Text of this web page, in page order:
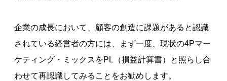
企業の成長において、顧客の創造に課題があると認識
されている経営者の方には、まず一度、現状の4Pマー
ケティング・ミックスをPL（損益計算書）と照らし合
わせて再認識してみることをお勧めします。